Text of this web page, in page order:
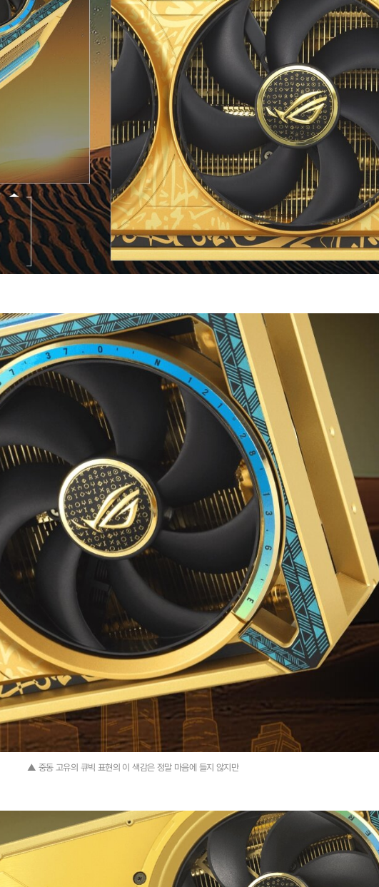
▲ 중동 고유의 큐빅 표현의 이 색감은 정말 마음에 들지 않지만